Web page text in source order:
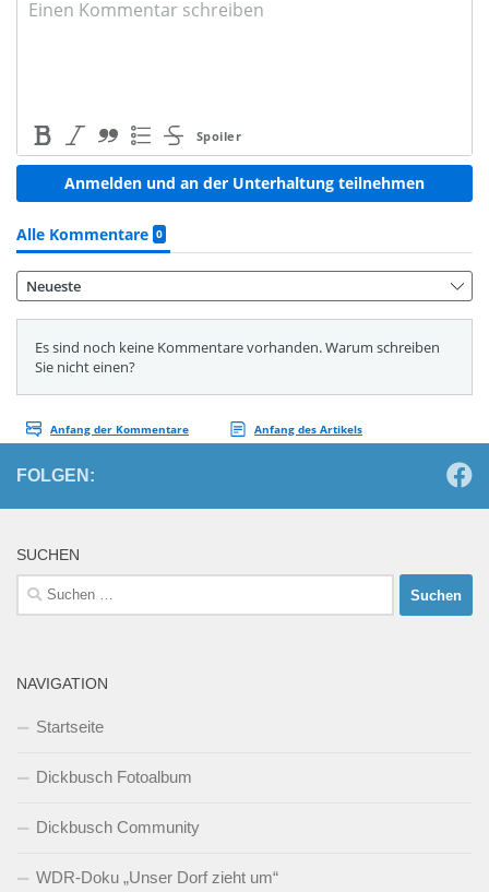
FOLGEN:
SUCHEN
Suchen
nach:
NAVIGATION
Startseite
Dickbusch Fotoalbum
Dickbusch Community
WDR-Doku „Unser Dorf zieht um“